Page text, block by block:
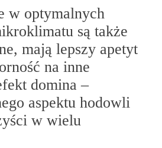
w optymalnych
są także
mają lepszy apetyt
na inne
domina –
aspektu hodowli
w wielu